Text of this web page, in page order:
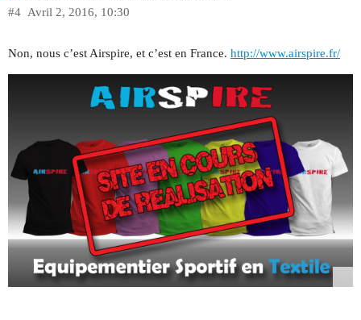
Avril 2, 2016, 10:30
#4
Non, nous c’est Airspire, et c’est en France. http://www.airspire.fr/